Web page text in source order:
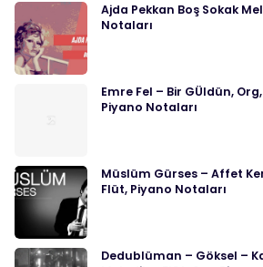
Ajda Pekkan Boş Sokak
Notaları
Emre Fel – Bir GÜldün,
Piyano Notaları
Müslüm Gürses – Affet
Flüt, Piyano Notaları
Dedublüman – Göksel –